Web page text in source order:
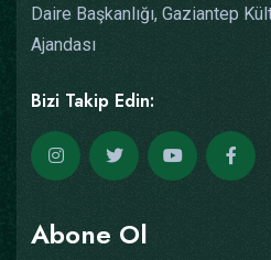
Daire Başkanlığı, Gaziantep
Ajandası
Bizi Takip Edin:
Abone Ol